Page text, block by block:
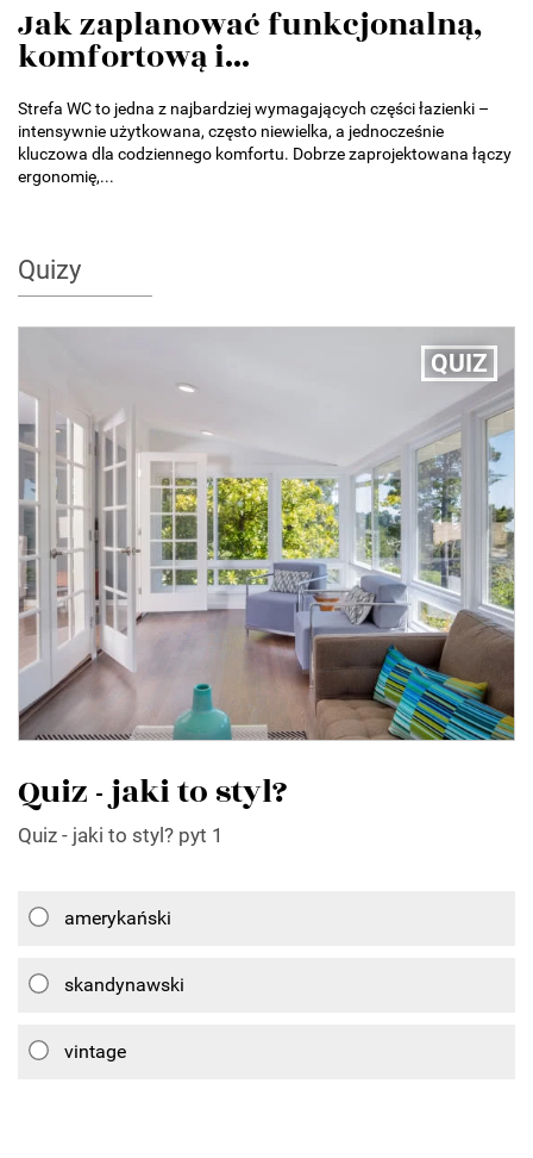
Jak zaplanować funkcjonalną,
komfortową i...
Strefa WC to jedna z najbardziej wymagających części łazienki –
intensywnie użytkowana, często niewielka, a jednocześnie
kluczowa dla codziennego komfortu. Dobrze zaprojektowana łączy
ergonomię,...
Quizy
QUIZ
Quiz - jaki to styl?
Quiz - jaki to styl? pyt 1
amerykański
skandynawski
vintage